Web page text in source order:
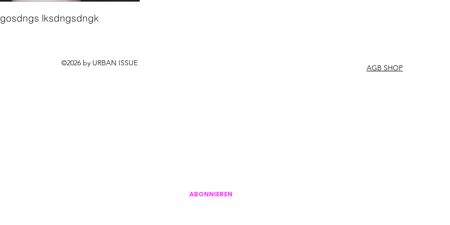
lksdngsdngk
©2026 by URBAN ISSUE
AGB SHOP
ABONNIEREN